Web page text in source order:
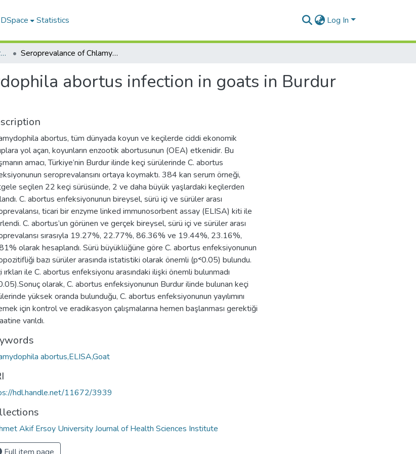
Statistics Log In
Mehmet Akif Ersoy University Journal of Health Sciences Institute Seroprevalance of Chlamydophila abortus infection in goats in Burdur province
abortus infection in goats in Burdur
abortus, tüm dünyada koyun ve keçilerde ciddi ekonomik
yol açan, koyunların enzootik abortusunun (OEA) etkenidir. Bu
amacı, Türkiye’nin Burdur ilinde keçi sürülerinde C. abortus
seroprevalansını ortaya koymaktı. 384 kan serum örneği,
seçilen 22 keçi sürüsünde, 2 ve daha büyük yaşlardaki keçilerden
C. abortus enfeksiyonunun bireysel, sürü içi ve sürüler arası
ticari bir enzyme linked immunosorbent assay (ELISA) kiti ile
C. abortus’un görünen ve gerçek bireysel, sürü içi ve sürüler arası
sırasıyla 19.27%, 22.77%, 86.36% ve 19.44%, 23.16%,
olarak hesaplandı. Sürü büyüklüğüne göre C. abortus enfeksiyonunun
bazı sürüler arasında istatistiki olarak önemli (p˂0.05) bulundu.
ırkları ile C. abortus enfeksiyonu arasındaki ilişki önemli bulunmadı
olarak, C. abortus enfeksiyonunun Burdur ilinde bulunan keçi
yüksek oranda bulunduğu, C. abortus enfeksiyonunun yayılımını
için kontrol ve eradikasyon çalışmalarına hemen başlanması gerektiği
varıldı.
abortus,ELISA,Goat
hdl.handle.net/11672/3939
Akif Ersoy University Journal of Health Sciences Institute